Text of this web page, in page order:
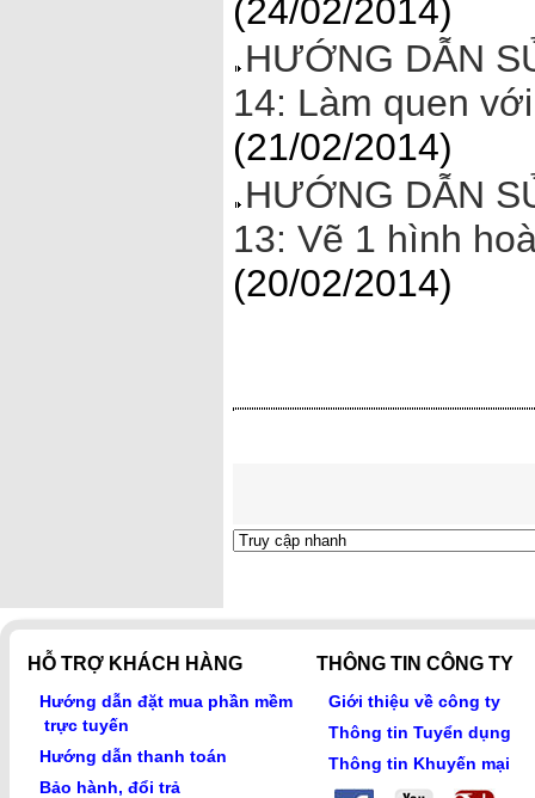
(24/02/2014)
HƯỚNG DẪN
14: Làm quen
(21/02/2014)
HƯỚNG DẪN
13: Vẽ 1 hình
(20/02/2014)
HỖ TRỢ KHÁCH HÀNG
Hướng dẫn đặt mua phần mềm
trực tuyến
Hướng dẫn thanh toán
Bảo hành, đổi trả
THÔNG TIN CÔNG TY
Giới thiệu về công ty
Thông tin Tuyển dụng
Thông tin Khuyến mại